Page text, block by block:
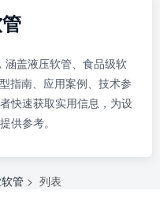
盖液压软管、食品级软
指南、应用案例、技术参
快速获取实用信息，为设
供参考。
管 > 列表